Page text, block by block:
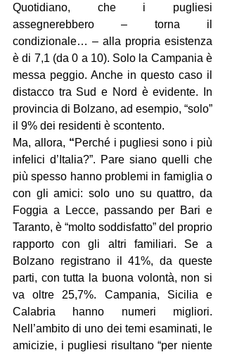
Quotidiano, che i pugliesi
assegnerebbero – torna il
condizionale… – alla propria esistenza
è di 7,1 (da 0 a 10). Solo la Campania è
messa peggio. Anche in questo caso il
distacco tra Sud e Nord è evidente. In
provincia di Bolzano, ad esempio, “solo”
il 9% dei residenti è scontento.
Ma, allora, “Perché i pugliesi sono i più
infelici d’Italia?”. Pare siano quelli che
più spesso hanno problemi in famiglia o
con gli amici: solo uno su quattro, da
Foggia a Lecce, passando per Bari e
Taranto, è “molto soddisfatto” del proprio
rapporto con gli altri familiari. Se a
Bolzano registrano il 41%, da queste
parti, con tutta la buona volontà, non si
va oltre 25,7%. Campania, Sicilia e
Calabria hanno numeri migliori.
Nell’ambito di uno dei temi esaminati, le
amicizie, i pugliesi risultano “per niente